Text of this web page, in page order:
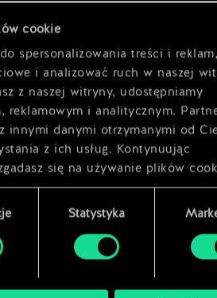
cookie
spersonalizowania treści i
i analizować ruch w naszej
z naszej witryny, udostępniamy
reklamowym i analitycznym.
innymi danymi otrzymanymi od
z ich usług. Kontynuując
się na używanie plików
Statystyka